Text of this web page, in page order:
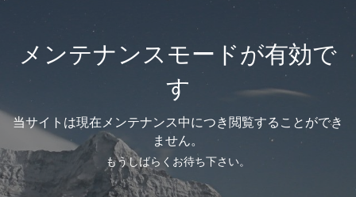
メンテナンスモードが有効で
す
当サイトは現在メンテナンス中につき閲覧することができ
ません。
もうしばらくお待ち下さい。